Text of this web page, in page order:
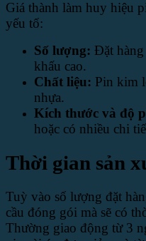
Giá thành làm huy hiệu
yếu tố:
Số lượng: Đặt
khấu cao.
Chất liệu: Pin kim
nhựa.
Kích thước và độ
hoặc có nhiều chi
Thời gian sản
Tuỳ vào số lượng đặt
cầu đóng gói mà sẽ có
Thường giao động từ 3